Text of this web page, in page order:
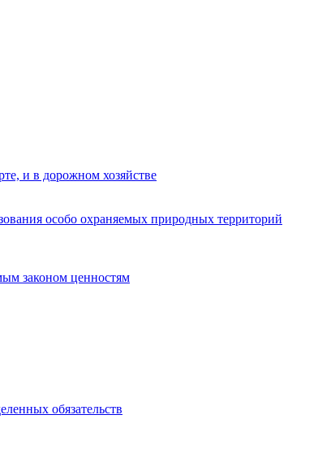
и в дорожном хозяйстве
особо охраняемых природных территорий
законом ценностям
обязательств